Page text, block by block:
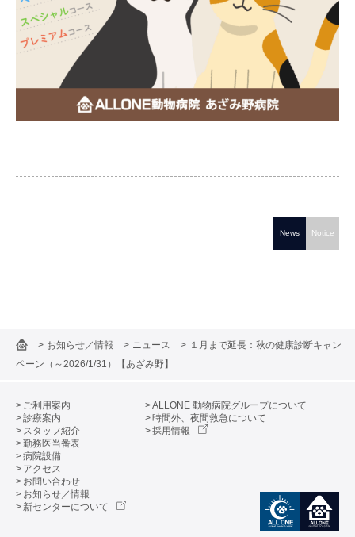
News Notice
お知らせ／情報 ニュース
１月まで延長：秋の健康診断キャン
ペーン（～2026/1/31）【あざみ野】
ご利用案内
診療案内
スタッフ紹介
勤務医当番表
病院設備
アクセス
お問い合わせ
お知らせ／情報
新センターについて
ALLONE 動物病院グループについて
時間外、夜間救急について
採用情報